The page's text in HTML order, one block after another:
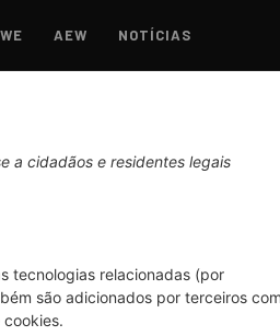
AEW NOTÍCIAS
a cidadãos e residentes legais
tecnologias relacionadas (por
são adicionados por terceiros com